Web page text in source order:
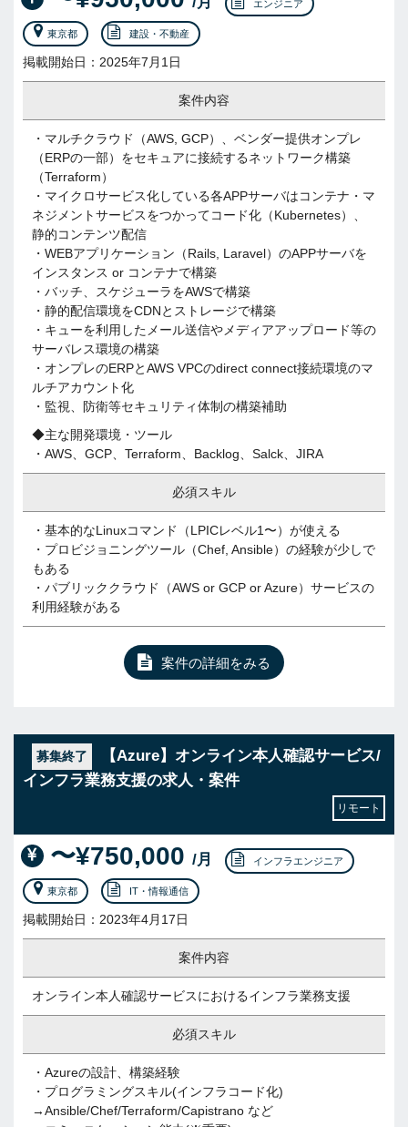
エンジニア
東京都 建設・不動産
掲載開始日：2025年7月1日
案件内容
・マルチクラウド（AWS, GCP）、ベンダー提供オンプレ
（ERPの一部）をセキュアに接続するネットワーク構築
（Terraform）
・マイクロサービス化している各APPサーバはコンテナ・マ
ネジメントサービスをつかってコード化（Kubernetes）、
静的コンテンツ配信
・WEBアプリケーション（Rails, Laravel）のAPPサーバを
インスタンス or コンテナで構築
・バッチ、スケジューラをAWSで構築
・静的配信環境をCDNとストレージで構築
・キューを利用したメール送信やメディアアップロード等の
サーバレス環境の構築
・オンプレのERPとAWS VPCのdirect connect接続環境のマ
ルチアカウント化
・監視、防衛等セキュリティ体制の構築補助
◆主な開発環境・ツール
・AWS、GCP、Terraform、Backlog、Salck、JIRA
必須スキル
・基本的なLinuxコマンド（LPICレベル1〜）が使える
・プロビジョニングツール（Chef, Ansible）の経験が少しで
もある
・パブリッククラウド（AWS or GCP or Azure）サービスの
利用経験がある
案件の詳細をみる
募集終了
【Azure】オンライン本人確認サービス/
インフラ業務支援の求人・案件
リモート
〜¥750,000 /月 インフラエンジニア
東京都 IT・情報通信
掲載開始日：2023年4月17日
案件内容
オンライン本人確認サービスにおけるインフラ業務支援
必須スキル
・Azureの設計、構築経験
・プログラミングスキル(インフラコード化)
→Ansible/Chef/Terraform/Capistrano など